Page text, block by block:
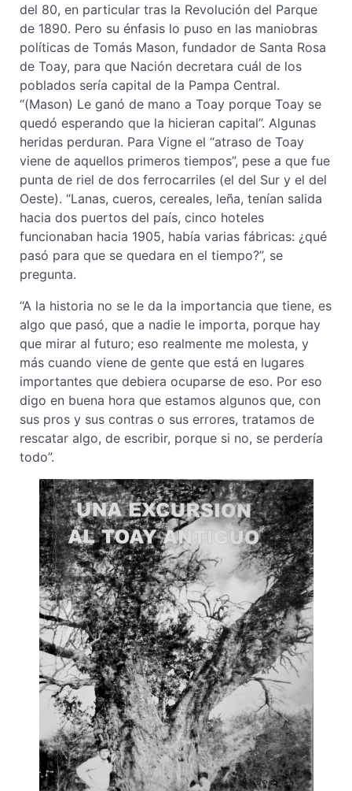
del 80, en particular tras la Revolución del Parque
de 1890. Pero su énfasis lo puso en las maniobras
políticas de Tomás Mason, fundador de Santa Rosa
de Toay, para que Nación decretara cuál de los
poblados sería capital de la Pampa Central.
“(Mason) Le ganó de mano a Toay porque Toay se
quedó esperando que la hicieran capital”. Algunas
heridas perduran. Para Vigne el “atraso de Toay
viene de aquellos primeros tiempos”, pese a que fue
punta de riel de dos ferrocarriles (el del Sur y el del
Oeste). “Lanas, cueros, cereales, leña, tenían salida
hacia dos puertos del país, cinco hoteles
funcionaban hacia 1905, había varias fábricas: ¿qué
pasó para que se quedara en el tiempo?”, se
pregunta.
“A la historia no se le da la importancia que tiene, es
algo que pasó, que a nadie le importa, porque hay
que mirar al futuro; eso realmente me molesta, y
más cuando viene de gente que está en lugares
importantes que debiera ocuparse de eso. Por eso
digo en buena hora que estamos algunos que, con
sus pros y sus contras o sus errores, tratamos de
rescatar algo, de escribir, porque si no, se perdería
todo”.